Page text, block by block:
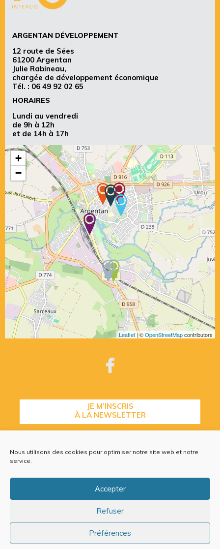
Nous utilisons des cookies pour optimiser notre site web et notre
service.
Accepter
Refuser
Préférences
ARGENTAN DÉVELOPPEMENT
12 route de Sées
61200 Argentan
Julie Rabineau,
chargée de développement économique
Tél. : 06 49 92 02 65
HORAIRES
Lundi au vendredi
de 9h à 12h
et de 14h à 17h
+
−
Leaflet| ©OpenStreetMapcontributors
JE M’INSCRIS
À LA NEWSLETTER
Plan du site
Politique de cookies (EU)